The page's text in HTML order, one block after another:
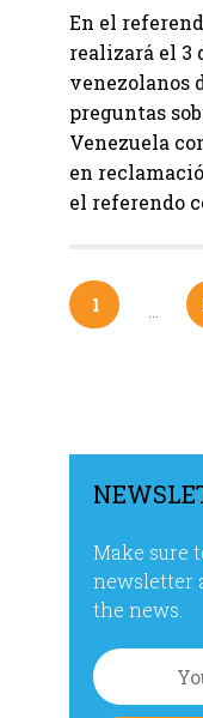
En el
realizará el 3
venezolanos
preguntas
Venezuela
en
el referendo
Make sure
newsletter
the news.
1